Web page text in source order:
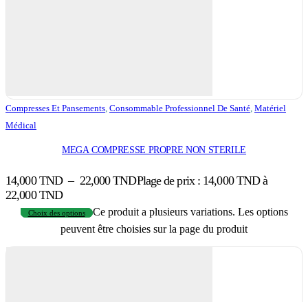
Compresses Et Pansements Consommable Professionnel De Santé Matériel
Médical
MEGA COMPRESSE PROPRE NON STERILE
14,000TND – 22,000TNDPlage de prix : 14,000 TND à
22,000 TND
Choix des options
Ce produit a plusieurs variations. Les options
peuvent être choisies sur la page du produit